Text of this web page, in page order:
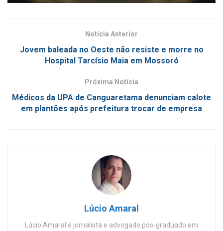
Notícia Anterior
Jovem baleada no Oeste não resiste e morre no
Hospital Tarcísio Maia em Mossoró
Próxima Notícia
Médicos da UPA de Canguaretama denunciam calote
em plantões após prefeitura trocar de empresa
Lúcio Amaral
Lúcio Amaral é jornalista e advogado pós-graduado em